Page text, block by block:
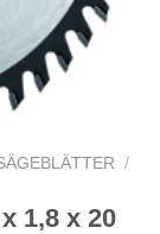
/
1,8 x 20